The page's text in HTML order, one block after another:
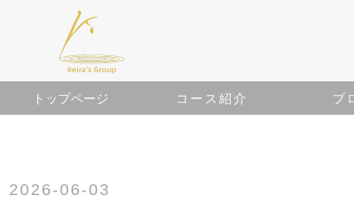
​トップページ ​コース紹介 ブ
2026-06-03